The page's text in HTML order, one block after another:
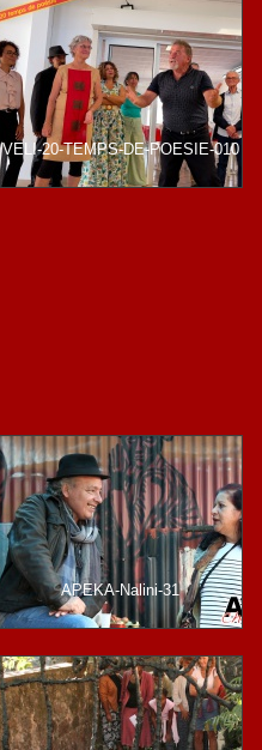
VELI-20-TEMPS-DE-POESIE-010
APEKA-Nalini-31